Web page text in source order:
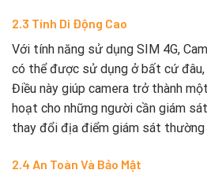
2.3 Tính Di Động Cao
Với tính năng sử dụng SIM 4G,
có thể được sử dụng ở bất cứ đâu,
Điều này giúp camera trở thành
hoạt cho những người cần giám
thay đổi địa điểm giám sát thường
2.4 An Toàn Và Bảo Mật